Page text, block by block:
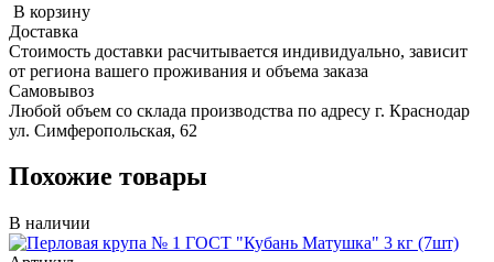
В корзину
Доставка
Стоимость доставки расчитывается индивидуально, зависит
от региона вашего проживания и объема заказа
Самовывоз
Любой объем со склада производства по адресу г. Краснодар
ул. Симферопольская, 62
Похожие товары
В наличии